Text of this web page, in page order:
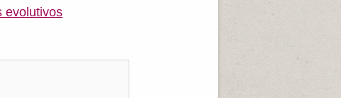
evolutivos